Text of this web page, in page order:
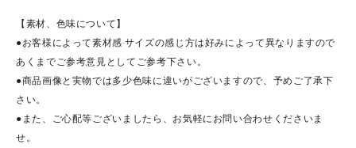
【素材、色味について】
●お客様によって素材感·サイズの感じ方は好みによって異なりますので
あくまでご参考意見としてご参考下さい。
●商品画像と実物では多少色味に違いがございますので、予めご了承下
さい。
●また、ご心配等ございましたら、お気軽にお問い合わせくださいま
せ。